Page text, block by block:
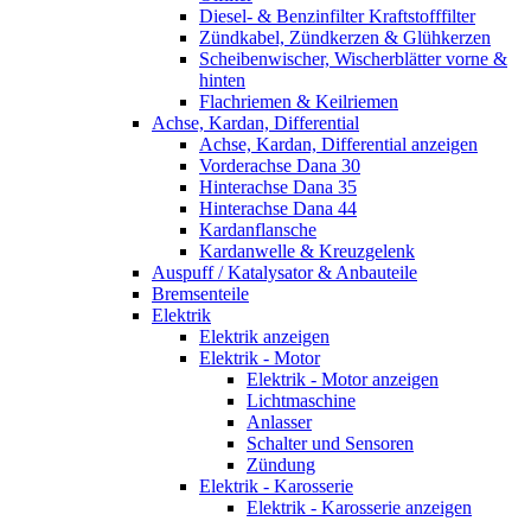
Diesel- & Benzinfilter Kraftstofffilter
Zündkabel, Zündkerzen & Glühkerzen
Scheibenwischer, Wischerblätter vorne &
hinten
Flachriemen & Keilriemen
Achse, Kardan, Differential
Achse, Kardan, Differential anzeigen
Vorderachse Dana 30
Hinterachse Dana 35
Hinterachse Dana 44
Kardanflansche
Kardanwelle & Kreuzgelenk
Auspuff / Katalysator & Anbauteile
Bremsenteile
Elektrik
Elektrik anzeigen
Elektrik - Motor
Elektrik - Motor anzeigen
Lichtmaschine
Anlasser
Schalter und Sensoren
Zündung
Elektrik - Karosserie
Elektrik - Karosserie anzeigen